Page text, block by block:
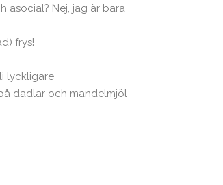
asocial? Nej, jag är bara
frys!
lyckligare
dadlar och mandelmjöl